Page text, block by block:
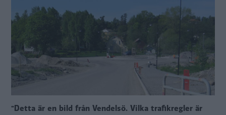
"Detta är en bild från Vendelsö. Vilka trafikregler är